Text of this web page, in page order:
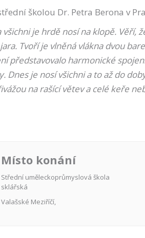
školou Dr. Petra Berona v
je hrdě nosí na klopě. Věří,
Tvoří je vlněná vlákna dvou
představovalo harmonické
je nosí všichni a to až do
na rašící větev a celé keře
Místo konání
Střední uměleckoprůmyslová škola
sklářská
Valašské Meziříčí,